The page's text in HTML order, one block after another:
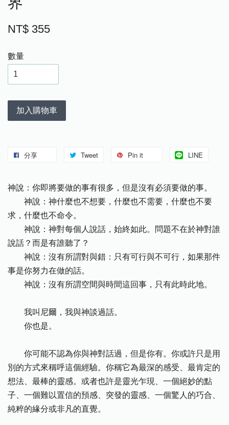
NT$ 355
數量
加入購物車
分享 Tweet Pin it LINE
神說：你即將要做的事有很多，但是沒有必須要做的事。
神說：神什麼也不想要，什麼也不需要，什麼也不要
求，什麼也不命令。
神說：神對每個人說話，始終如此。問題不在於神對誰
說話？而是有誰聽了？
神說：沒有所謂對與錯：只有可行與不可行，如果那件
事是你努力在做的話。
神說：沒有所謂空間與時間這回事，只有此時此地。
我叫尼爾，我與神談過話。
你也是。
你可能不認為你與神對話過，但是你有。你或許只是用
別的方式來稱呼這個經驗。你稱它為最深的感受、最肯定的
想法、最棒的靈感。或者也許是靈光乍現、一個絕妙的點
子、一個難以置信的預感、突發的靈感、一個驚人的巧合、
純粹的緣分或非凡的直覺。